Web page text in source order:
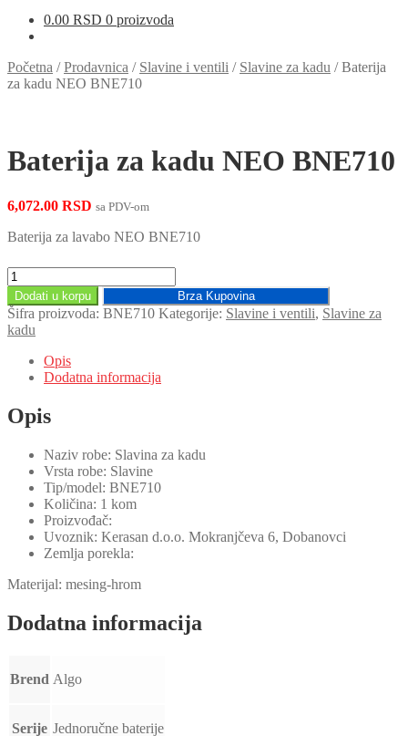
0.00 RSD 0 proizvoda
Početna /Prodavnica / Slavine i ventili / Slavine za kadu /Baterija
za kadu NEO BNE710
Baterija za kadu NEO BNE710
6,072.00 RSD sa PDV-om
Baterija za lavabo NEO BNE710
Baterija
za
kadu
NEO
BNE710
količina
Dodati u korpu Brza Kupovina
Šifra proizvoda: BNE710 Kategorije: Slavine i ventili, Slavine za
kadu
Opis
Dodatna informacija
Opis
Naziv robe: Slavina za kadu
Vrsta robe: Slavine
Tip/model: BNE710
Količina: 1 kom
Proizvođač:
Uvoznik: Kerasan d.o.o. Mokranjčeva 6, Dobanovci
Zemlja porekla:
Materijal: mesing-hrom
Dodatna informacija
Brend Algo
Serije Jednoručne baterije